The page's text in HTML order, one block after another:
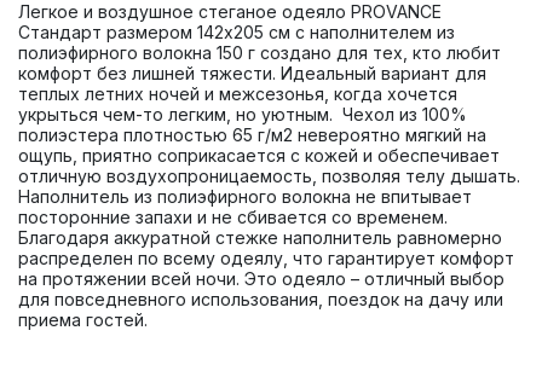
Легкое и воздушное стеганое одеяло PROVANCE
Стандарт размером 142х205 см с наполнителем из
полиэфирного волокна 150 г создано для тех, кто любит
комфорт без лишней тяжести. Идеальный вариант для
теплых летних ночей и межсезонья, когда хочется
укрыться чем-то легким, но уютным.  Чехол из 100%
полиэстера плотностью 65 г/м2 невероятно мягкий на
ощупь, приятно соприкасается с кожей и обеспечивает
отличную воздухопроницаемость, позволяя телу дышать.
Наполнитель из полиэфирного волокна не впитывает
посторонние запахи и не сбивается со временем.
Благодаря аккуратной стежке наполнитель равномерно
распределен по всему одеялу, что гарантирует комфорт
на протяжении всей ночи. Это одеяло – отличный выбор
для повседневного использования, поездок на дачу или
приема гостей.